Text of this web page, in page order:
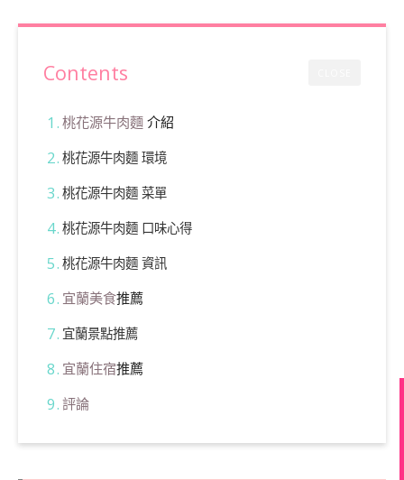
Contents
桃花源牛肉麵介紹
桃花源牛肉麵 環境
桃花源牛肉麵 菜單
桃花源牛肉麵 口味心得
桃花源牛肉麵 資訊
宜蘭美食推薦
宜蘭景點推薦
宜蘭住宿推薦
評論